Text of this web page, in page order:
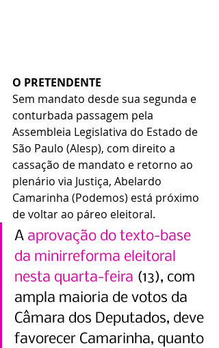
O PRETENDENTE
Sem mandato desde sua segunda e
conturbada passagem pela
Assembleia Legislativa do Estado de
São Paulo (Alesp), com direito a
cassação de mandato e retorno ao
plenário via Justiça, Abelardo
Camarinha (Podemos) está próximo
de voltar ao páreo eleitoral.
A aprovação do texto-base
da minirreforma eleitoral
nesta quarta-feira (13), com
ampla maioria de votos da
Câmara dos Deputados, deve
favorecer Camarinha, quanto